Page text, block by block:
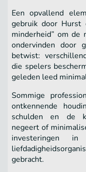
Een opvallend
gebruik door Hurst
minderheid” om de
ondervinden door
betwist:
die spelers
geleden leed
Sommige
ontkennende
schulden en de
negeert of
investeringen
gebracht.